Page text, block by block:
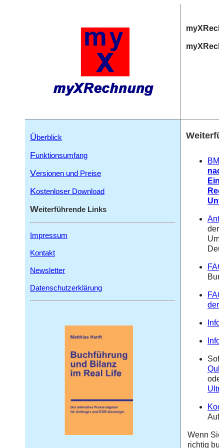
Überblick
Funktionsumfang
Versionen und Preise
Kostenloser Download
Weiterführende Links
Impressum
Kontakt
Newsletter
Datenschutzerklärung
Wenn
richtig